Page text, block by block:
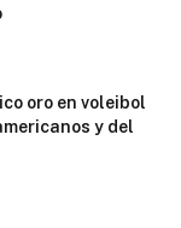
oro en voleibol
y del